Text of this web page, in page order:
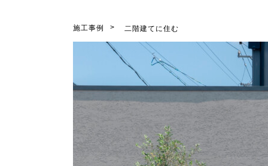
施工事例 二階建てに住む